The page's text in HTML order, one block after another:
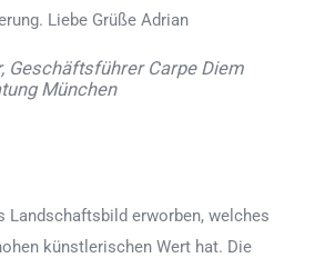
Liebe Grüße Adrian
Geschäftsführer Carpe Diem
München
Landschaftsbild erworben, welches
künstlerischen Wert hat. Die